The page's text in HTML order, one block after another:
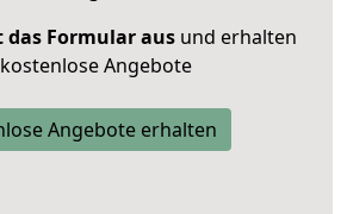
das Formular ausund erhalten
Angebote
Angebote erhalten